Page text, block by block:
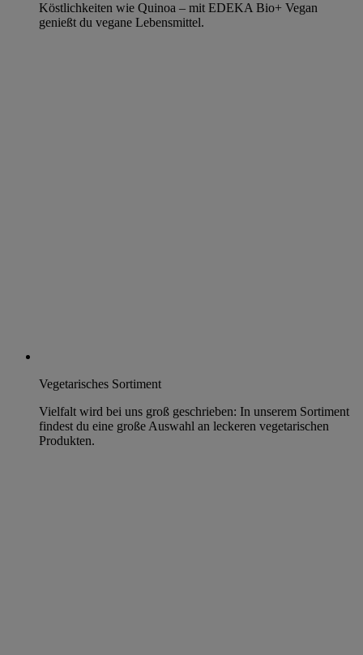
Köstlichkeiten wie Quinoa – mit EDEKA Bio+ Vegan
genießt du vegane Lebensmittel.
Vegetarisches Sortiment
Vielfalt wird bei uns groß geschrieben: In unserem Sortiment
findest du eine große Auswahl an leckeren vegetarischen
Produkten.